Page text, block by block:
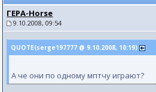
ГЕРА-Horse
9.10.2008, 09:54
QUOTE(serge197777 @ 9.10.2008, 10:19)
А че они по одному мптчу играют?